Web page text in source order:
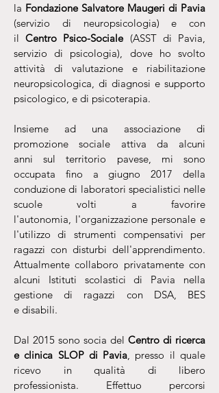
la Fondazione Salvatore Maugeri di Pavia
(servizio di neuropsicologia) e con
ilCentro Psico-Sociale(ASST di Pavia,
servizio di psicologia), dove ho svolto
attività di valutazione e riabilitazione
neuropsicologica, di diagnosi e supporto
psicologico, e di psicoterapia.
Insieme ad una associazione di
promozione sociale attiva da alcuni
anni sul territorio pavese, mi sono
occupata fino a giugno 2017 della
conduzione di laboratori specialistici nelle
scuole volti a favorire
l'autonomia, l'organizzazione personale e
l'utilizzo di strumenti compensativi per
ragazzi con disturbi dell'apprendimento.
Attualmentecollaboro privatamente con
alcuni Istituti scolastici di Pavia nella
gestione di ragazzi con DSA, BES
e disabili.
Dal 2015 sono socia del Centro di ricerca
e clinica SLOP di Pavia, presso il quale
ricevo in qualità di libero
professionista. Effettuo percorsi